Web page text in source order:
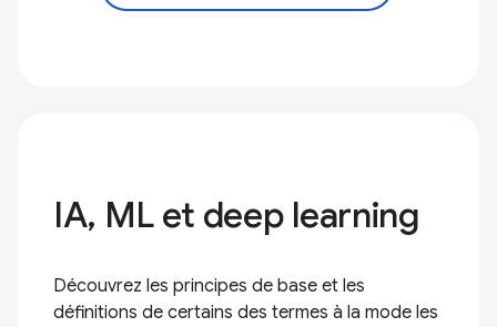
IA, ML et deep learning
Découvrez les principes de base et les
définitions de certains des termes à la mode les